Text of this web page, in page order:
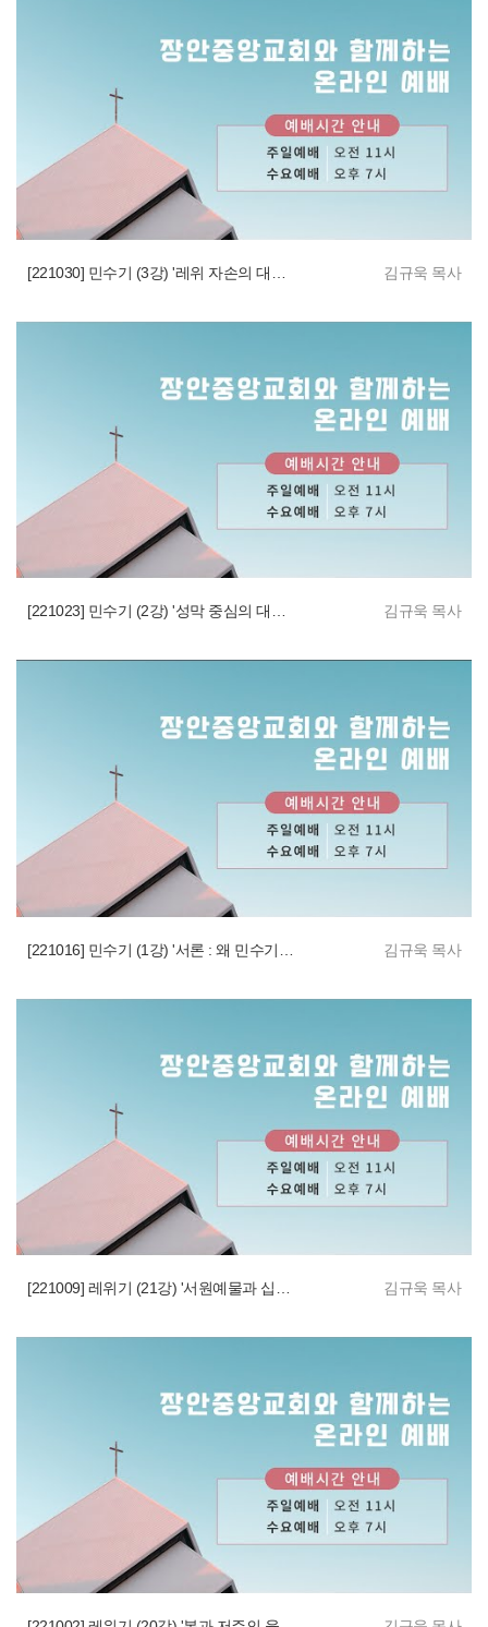
[221030] 민수기 (3강) '레위 자손의 대열정비' 김규욱 목사
[221023] 민수기 (2강) '성막 중심의 대열정비' 김규욱 목사
김규욱 목사
김규욱 목사